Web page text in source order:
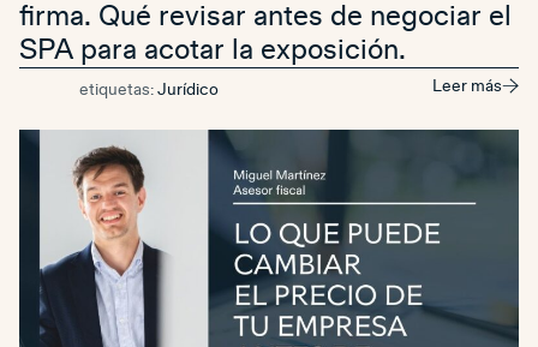
firma. Qué revisar antes de negociar el
SPA para acotar la exposición.
etiquetas: Jurídico Leer más